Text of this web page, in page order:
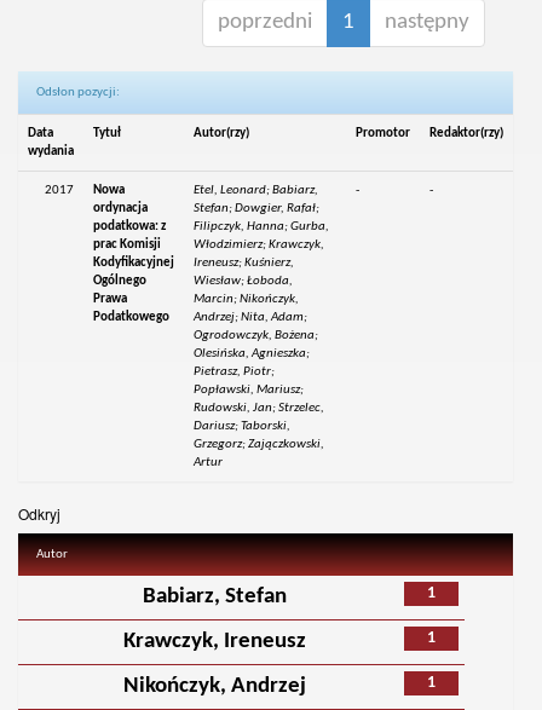
poprzedni 1 następny
Odsłon pozycji:
Data
wydania
Tytuł Autor(rzy) Promotor Redaktor(rzy)
2017
Nowa
ordynacja
podatkowa: z
prac Komisji
Kodyfikacyjnej
Ogólnego
Prawa
Podatkowego
Etel, Leonard; Babiarz,
Stefan; Dowgier, Rafał;
Filipczyk, Hanna; Gurba,
Włodzimierz; Krawczyk,
Ireneusz; Kuśnierz,
Wiesław; Łoboda,
Marcin; Nikończyk,
Andrzej; Nita, Adam;
Ogrodowczyk, Bożena;
Olesińska, Agnieszka;
Pietrasz, Piotr;
Popławski, Mariusz;
Rudowski, Jan; Strzelec,
Dariusz; Taborski,
Grzegorz; Zajączkowski,
Artur
- -
Odkryj
Autor
1
Babiarz, Stefan
1
Krawczyk, Ireneusz
1
Nikończyk, Andrzej